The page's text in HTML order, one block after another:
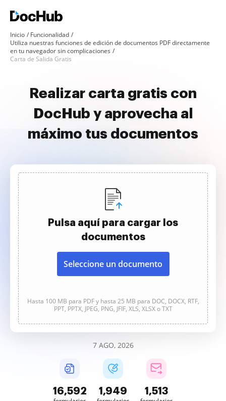
Inicio
Funcionalidad
Utiliza nuestras funciones de edición de documentos PDF directamente
en tu navegador sin complicaciones
Carta de Salida Gratis
Realizar carta gratis con
DocHub y aprovecha al
máximo tus documentos
Pulsa aquí para cargar los
documentos
Seleccione un documento
Hasta 100 MB para PDF y hasta 25 MB para DOC, DOCX, RTF,
PPT, PPTX, JPEG, PNG, JFIF, XLS, XLSX o TXT
7 AGO, 2026
16,594 1,950 1,514